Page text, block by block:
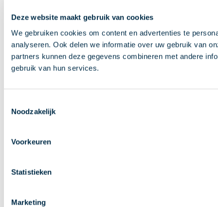
Deze website maakt gebruik van cookies
We gebruiken cookies om content en advertenties te
analyseren. Ook delen we informatie over uw gebruik van
partners kunnen deze gegevens combineren met andere
gebruik van hun services.
Noodzakelijk
Voorkeuren
Statistieken
Marketing